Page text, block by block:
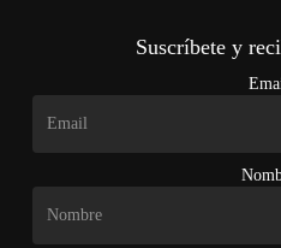
Suscríbete y